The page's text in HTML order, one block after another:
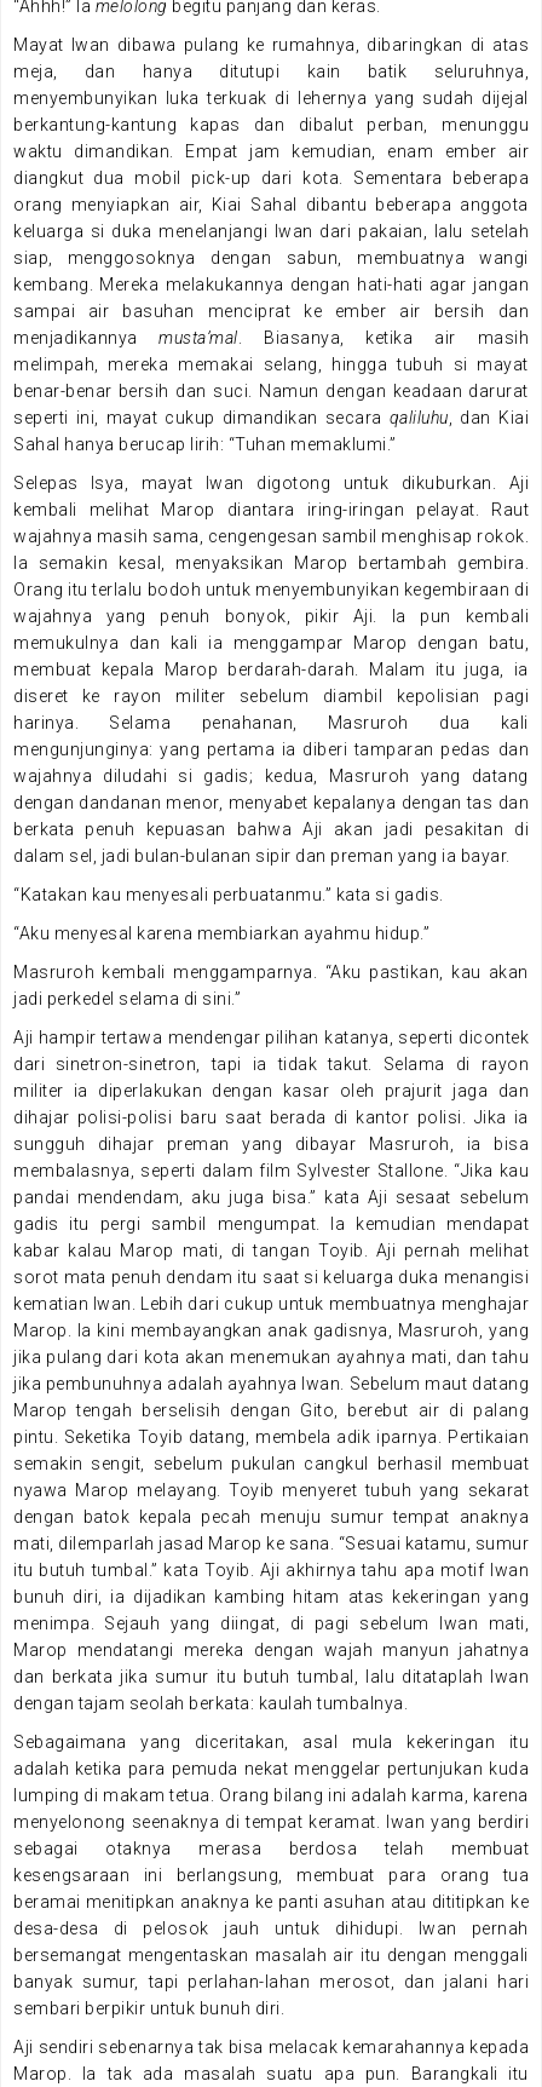
“Ahhh!” Ia melolong begitu panjang dan keras.
Mayat Iwan dibawa pulang ke rumahnya, dibaringkan di atas
meja, dan hanya ditutupi kain batik seluruhnya,
menyembunyikan luka terkuak di lehernya yang sudah dijejal
berkantung-kantung kapas dan dibalut perban, menunggu
waktu dimandikan. Empat jam kemudian, enam ember air
diangkut dua mobil pick-up dari kota. Sementara beberapa
orang menyiapkan air, Kiai Sahal dibantu beberapa anggota
keluarga si duka menelanjangi Iwan dari pakaian, lalu setelah
siap, menggosoknya dengan sabun, membuatnya wangi
kembang. Mereka melakukannya dengan hati-hati agar jangan
sampai air basuhan menciprat ke ember air bersih dan
menjadikannyamusta’mal . Biasanya, ketika air masih
melimpah, mereka memakai selang, hingga tubuh si mayat
benar-benar bersih dan suci. Namun dengan keadaan darurat
seperti ini, mayat cukup dimandikan secara qaliluhu , dan Kiai
Sahal hanya berucap lirih: “Tuhan memaklumi.”
Selepas Isya, mayat Iwan digotong untuk dikuburkan. Aji
kembali melihat Marop diantara iring-iringan pelayat. Raut
wajahnya masih sama, cengengesan sambil menghisap rokok.
Ia semakin kesal, menyaksikan Marop bertambah gembira.
Orang itu terlalu bodoh untuk menyembunyikan kegembiraan di
wajahnya yang penuh bonyok, pikir Aji. Ia pun kembali
memukulnya dan kali ia menggampar Marop dengan batu,
membuat kepala Marop berdarah-darah. Malam itu juga, ia
diseret ke rayon militer sebelum diambil kepolisian pagi
harinya. Selama penahanan, Masruroh dua kali
mengunjunginya: yang pertama ia diberi tamparan pedas dan
wajahnya diludahi si gadis; kedua, Masruroh yang datang
dengan dandanan menor, menyabet kepalanya dengan tas dan
berkata penuh kepuasan bahwa Aji akan jadi pesakitan di
dalam sel, jadi bulan-bulanan sipir dan preman yang ia bayar.
“Katakan kau menyesali perbuatanmu.” kata si gadis.
“Aku menyesal karena membiarkan ayahmu hidup.”
Masruroh kembali menggamparnya. “Aku pastikan, kau akan
jadi perkedel selama di sini.”
Aji hampir tertawa mendengar pilihan katanya, seperti dicontek
dari sinetron-sinetron, tapi ia tidak takut. Selama di rayon
militer ia diperlakukan dengan kasar oleh prajurit jaga dan
dihajar polisi-polisi baru saat berada di kantor polisi. Jika ia
sungguh dihajar preman yang dibayar Masruroh, ia bisa
membalasnya, seperti dalam film Sylvester Stallone. “Jika kau
pandai mendendam, aku juga bisa.” kata Aji sesaat sebelum
gadis itu pergi sambil mengumpat. Ia kemudian mendapat
kabar kalau Marop mati, di tangan Toyib. Aji pernah melihat
sorot mata penuh dendam itu saat si keluarga duka menangisi
kematian Iwan. Lebih dari cukup untuk membuatnya menghajar
Marop. Ia kini membayangkan anak gadisnya, Masruroh, yang
jika pulang dari kota akan menemukan ayahnya mati, dan tahu
jika pembunuhnya adalah ayahnya Iwan. Sebelum maut datang
Marop tengah berselisih dengan Gito, berebut air di palang
pintu. Seketika Toyib datang, membela adik iparnya. Pertikaian
semakin sengit, sebelum pukulan cangkul berhasil membuat
nyawa Marop melayang. Toyib menyeret tubuh yang sekarat
dengan batok kepala pecah menuju sumur tempat anaknya
mati, dilemparlah jasad Marop ke sana. “Sesuai katamu, sumur
itu butuh tumbal.” kata Toyib. Aji akhirnya tahu apa motif Iwan
bunuh diri, ia dijadikan kambing hitam atas kekeringan yang
menimpa. Sejauh yang diingat, di pagi sebelum Iwan mati,
Marop mendatangi mereka dengan wajah manyun jahatnya
dan berkata jika sumur itu butuh tumbal, lalu ditataplah Iwan
dengan tajam seolah berkata: kaulah tumbalnya.
Sebagaimana yang diceritakan, asal mula kekeringan itu
adalah ketika para pemuda nekat menggelar pertunjukan kuda
lumping di makam tetua. Orang bilang ini adalah karma, karena
menyelonong seenaknya di tempat keramat. Iwan yang berdiri
sebagai otaknya merasa berdosa telah membuat
kesengsaraan ini berlangsung, membuat para orang tua
beramai menitipkan anaknya ke panti asuhan atau dititipkan ke
desa-desa di pelosok jauh untuk dihidupi. Iwan pernah
bersemangat mengentaskan masalah air itu dengan menggali
banyak sumur, tapi perlahan-lahan merosot, dan jalani hari
sembari berpikir untuk bunuh diri.
Aji sendiri sebenarnya tak bisa melacak kemarahannya kepada
Marop. Ia tak ada masalah suatu apa pun. Barangkali itu